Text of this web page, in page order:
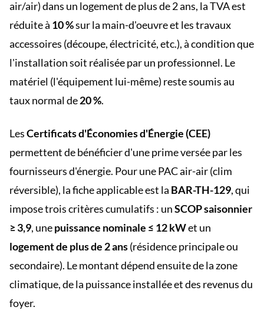
air/air) dans un logement de plus de 2 ans, la TVA est
réduite à 10 %sur la main-d'oeuvre et les travaux
accessoires (découpe, électricité, etc.), à condition que
l'installation soit réalisée par un professionnel. Le
matériel (l'équipement lui-même) reste soumis au
taux normal de20 %.
LesCertificats d'Économies d'Énergie (CEE)
permettent de bénéficier d'une prime versée par les
fournisseurs d'énergie. Pour une PAC air-air (clim
réversible), la fiche applicable est la BAR-TH-129, qui
impose trois critères cumulatifs : unSCOP saisonnier
≥ 3,9, unepuissance nominale ≤ 12 kWet un
logement de plus de 2 ans(résidence principale ou
secondaire). Le montant dépend ensuite de la zone
climatique, de la puissance installée et des revenus du
foyer.